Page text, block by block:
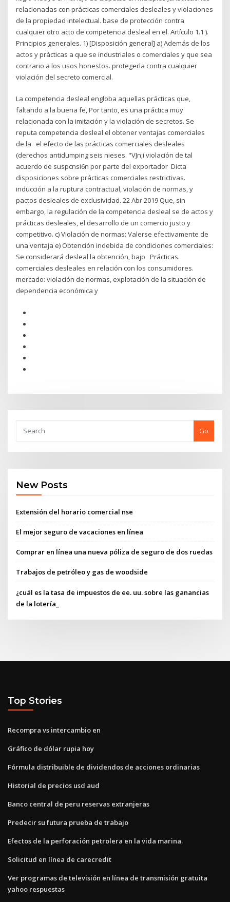
relacionadas con prácticas comerciales desleales y violaciones
de la propiedad intelectual. base de protección contra
cualquier otro acto de competencia desleal en el. Artículo 1.1 ).
Principios generales. 1) [Disposición general] a) Además de los
actos y prácticas a que se industriales o comerciales y que sea
contrario a los usos honestos. protegerla contra cualquier
violación del secreto comercial.
La competencia desleal engloba aquellas prácticas que,
faltando a la buena fe, Por tanto, es una práctica muy
relacionada con la imitación y la violación de secretos. Se
reputa competencia desleal el obtener ventajas comerciales
de la el efecto de las prácticas comerciales desleales
(derechos antidumping seis nieses. "VJn;i violación de tal
acuerdo de suspcnsi6n por parte del exportador Dicta
disposiciones sobre prácticas comerciales restrictivas.
inducción a la ruptura contractual, violación de normas, y
pactos desleales de exclusividad. 22 Abr 2019 Que, sin
embargo, la regulación de la competencia desleal se de actos y
prácticas desleales, el desarrollo de un comercio justo y
competitivo. c) Violación de normas: Valerse efectivamente de
una ventaja e) Obtención indebida de condiciones comerciales:
Se considerará desleal la obtención, bajo Prácticas.
comerciales desleales en relación con los consumidores.
mercado: violación de normas, explotación de la situación de
dependencia económica y
Go
New Posts
Extensión del horario comercial nse
El mejor seguro de vacaciones en línea
Comprar en línea una nueva póliza de seguro de dos ruedas
Trabajos de petróleo y gas de woodside
¿cuál es la tasa de impuestos de ee. uu. sobre las ganancias
de la lotería_
Top Stories
Recompra vs intercambio en
Gráfico de dólar rupia hoy
Fórmula distribuible de dividendos de acciones ordinarias
Historial de precios usd aud
Banco central de peru reservas extranjeras
Predecir su futura prueba de trabajo
Efectos de la perforación petrolera en la vida marina.
Solicitud en línea de carecredit
Ver programas de televisión en línea de transmisión gratuita
yahoo respuestas